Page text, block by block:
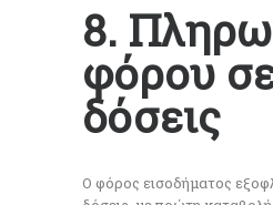
8.
φόρου
δόσεις
Ο φόρος εισοδήματος